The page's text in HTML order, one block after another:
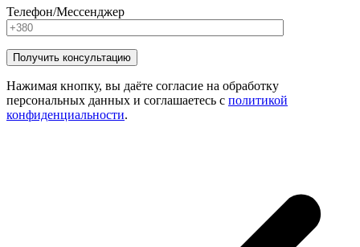
Телефон/Мессенджер
Нажимая кнопку, вы даёте согласие на обработку
персональных данных и соглашаетесь с политикой
конфиденциальности.